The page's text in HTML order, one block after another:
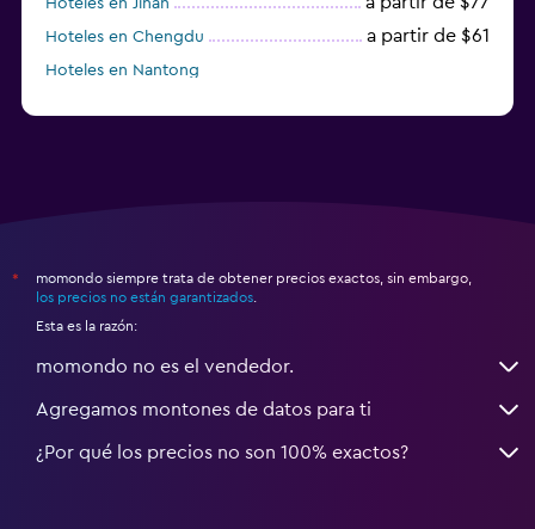
Hoteles en Jinan
Hoteles en Chengdu a partir de $61
Hoteles en Nantong
*
momondo siempre trata de obtener precios exactos, sin embargo,
los precios no están garantizados
Esta es la razón:
momondo no es el vendedor.
Agregamos montones de datos para ti
¿Por qué los precios no son 100% exactos?